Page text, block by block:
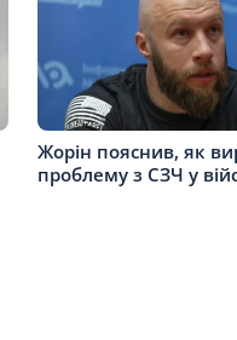
Жорін пояснив, як
проблему з СЗЧ у